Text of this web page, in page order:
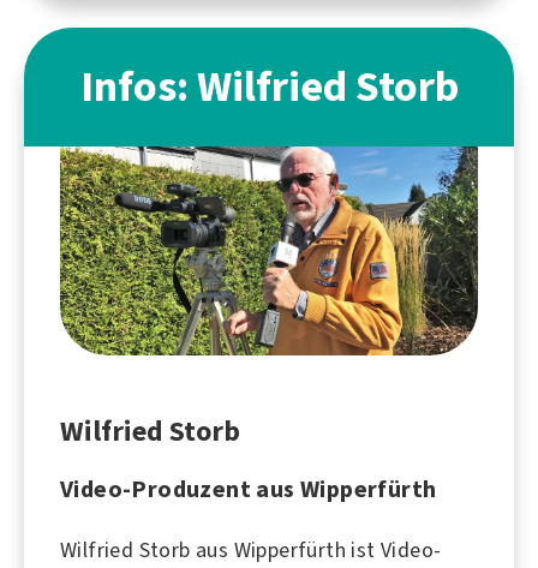
Infos: Wilfried Storb
Wilfried Storb
Video-Produzent aus Wipperfürth
Wilfried Storb aus Wipperfürth ist Video-